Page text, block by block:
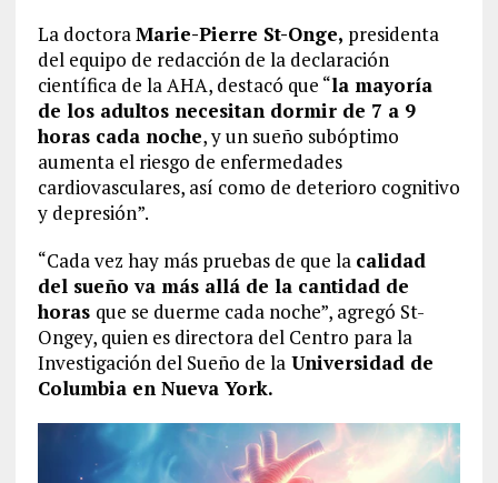
La doctoraMarie-Pierre St-Onge, presidenta
del equipo de redacción de la declaración
científica de la AHA, destacó que “la mayoría
de los adultos necesitan dormir de 7 a 9
horas cada noche, y un sueño subóptimo
aumenta el riesgo de enfermedades
cardiovasculares, así como de deterioro cognitivo
y depresión”.
“Cada vez hay más pruebas de que la calidad
del sueño va más allá de la cantidad de
horas que se duerme cada noche”, agregó St-
Ongey, quien es directora del Centro para la
Investigación del Sueño de laUniversidad de
Columbia en Nueva York.